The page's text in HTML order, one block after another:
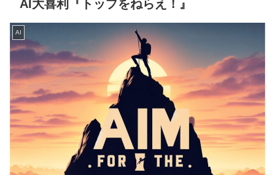
AI大喜利『トップをねらえ！』
AI